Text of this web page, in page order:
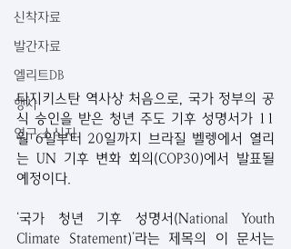
신착자료
발간자료
엘리트DB
행사
연구 소식지
타지키스탄 역사상 처음으로, 국가 정부의 공
식 승인을 받은 청년 주도 기후 성명서가 11
월 6일부터 20일까지 브라질 벨렝에서 열리
는 UN 기후 변화 회의(COP30)에서 발표될
예정이다.
‘국가 청년 기후 성명서(National Youth
Climate Statement)’라는 제목의 이 문서는